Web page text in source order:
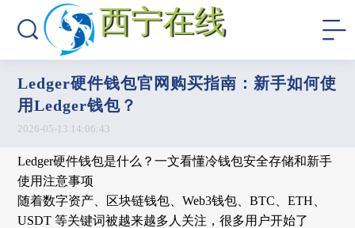
西宁在线
Ledger硬件钱包官网购买指南：新手如何使
用Ledger钱包？
2026-05-13 14:06:43
Ledger硬件钱包是什么？一文看懂冷钱包安全存储和新手
使用注意事项
随着数字资产、区块链钱包、Web3钱包、BTC、ETH、
USDT 等关键词被越来越多人关注，很多用户开始了